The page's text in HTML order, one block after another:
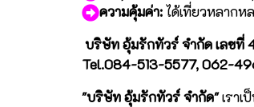
ความคุ้มค่า:ได้เที่ยวหลากห
บริษัท อุ้มรักทัวร์ จำกัด เลขที่
Tel.084-513-5577, 062-
"บริษัท อุ้มรักทัวร์ จำกัด"เรา